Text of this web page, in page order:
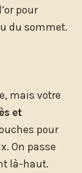
pour
du sommet.
mais votre
et
pour
On passe
là-haut.